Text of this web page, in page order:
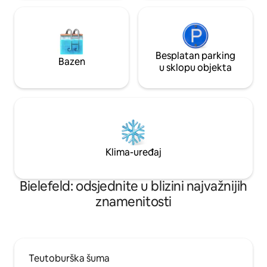
Bazen
Besplatan parking
u sklopu objekta
Klima-uređaj
Bielefeld: odsjednite u blizini najvažnijih
znamenitosti
Teutoburška šuma